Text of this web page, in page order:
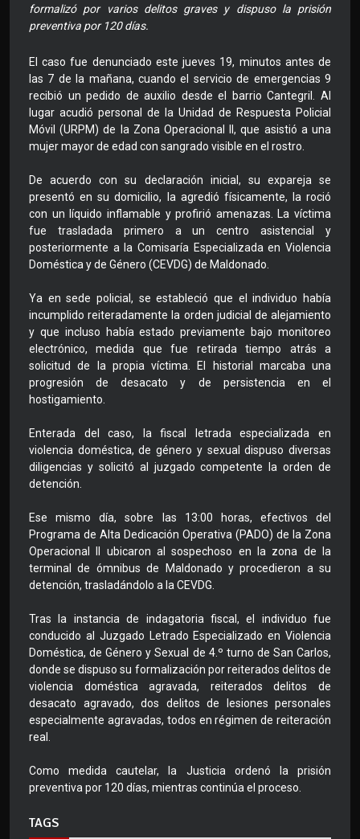
formalizó por varios delitos graves y dispuso la prisión
preventiva por 120 días.
El caso fue denunciado este jueves 19, minutos antes de
las 7 de la mañana, cuando el servicio de emergencias 9
recibió un pedido de auxilio desde el barrio Cantegril. Al
lugar acudió personal de la Unidad de Respuesta Policial
Móvil (URPM) de la Zona Operacional II, que asistió a una
mujer mayor de edad con sangrado visible en el rostro.
De acuerdo con su declaración inicial, su expareja se
presentó en su domicilio, la agredió físicamente, la roció
con un líquido inflamable y profirió amenazas. La víctima
fue trasladada primero a un centro asistencial y
posteriormente a la Comisaría Especializada en Violencia
Doméstica y de Género (CEVDG) de Maldonado.
Ya en sede policial, se estableció que el individuo había
incumplido reiteradamente la orden judicial de alejamiento
y que incluso había estado previamente bajo monitoreo
electrónico, medida que fue retirada tiempo atrás a
solicitud de la propia víctima. El historial marcaba una
progresión de desacato y de persistencia en el
hostigamiento.
Enterada del caso, la fiscal letrada especializada en
violencia doméstica, de género y sexual dispuso diversas
diligencias y solicitó al juzgado competente la orden de
detención.
Ese mismo día, sobre las 13:00 horas, efectivos del
Programa de Alta Dedicación Operativa (PADO) de la Zona
Operacional II ubicaron al sospechoso en la zona de la
terminal de ómnibus de Maldonado y procedieron a su
detención, trasladándolo a la CEVDG.
Tras la instancia de indagatoria fiscal, el individuo fue
conducido al Juzgado Letrado Especializado en Violencia
Doméstica, de Género y Sexual de 4.º turno de San Carlos,
donde se dispuso su formalización por reiterados delitos de
violencia doméstica agravada, reiterados delitos de
desacato agravado, dos delitos de lesiones personales
especialmente agravadas, todos en régimen de reiteración
real.
Como medida cautelar, la Justicia ordenó la prisión
preventiva por 120 días, mientras continúa el proceso.
TAGS